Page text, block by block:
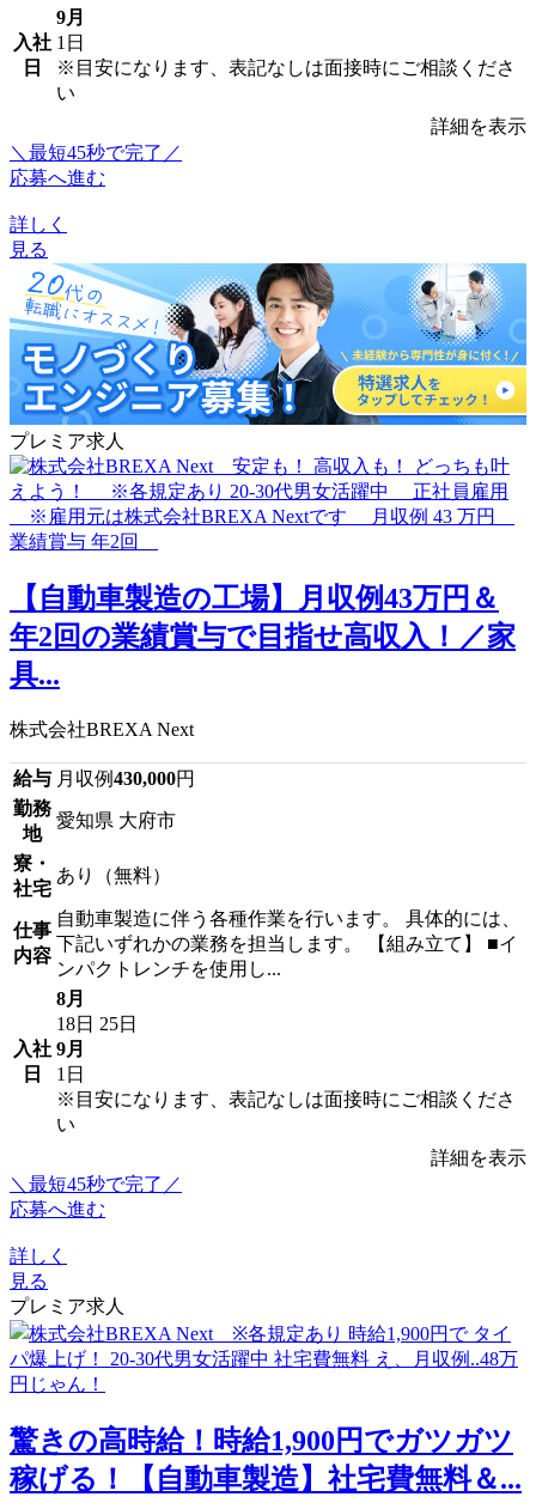
入社
日
9月
1日
※目安になります、表記なしは面接時にご相談くださ
い
詳細を表示
＼最短45秒で完了／
応募へ進む
詳しく
見る
プレミア求人
【自動車製造の工場】月収例43万円＆
年2回の業績賞与で目指せ高収入！／家
具...
株式会社BREXA Next
給与 月収例430,000円
勤務
地
愛知県 大府市
寮・
社宅
あり（無料）
仕事
内容
自動車製造に伴う各種作業を行います。 具体的には、
下記いずれかの業務を担当します。 【組み立て】 ■イ
ンパクトレンチを使用し...
入社
日
8月
18日 25日
9月
1日
※目安になります、表記なしは面接時にご相談くださ
い
詳細を表示
＼最短45秒で完了／
応募へ進む
詳しく
見る
プレミア求人
驚きの高時給！時給1,900円でガツガツ
稼げる！【自動車製造】社宅費無料＆...